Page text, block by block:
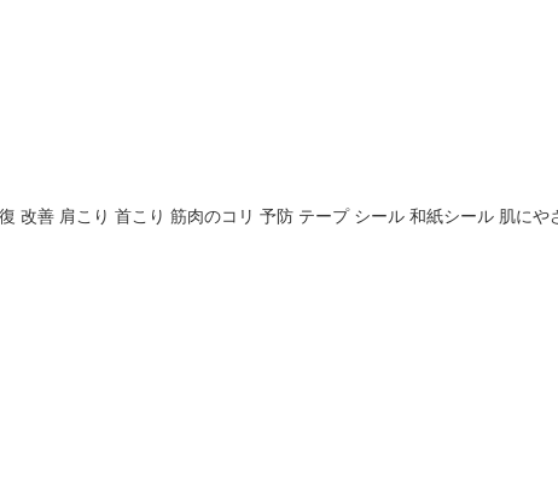
改善 肩こり 首こり 筋肉のコリ 予防 テープ シール 和紙シール 肌に